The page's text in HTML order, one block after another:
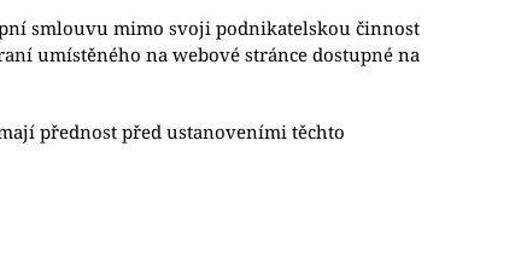
smlouvu mimo svoji podnikatelskou činnost
umístěného na webové stránce dostupné na
přednost před ustanoveními těchto